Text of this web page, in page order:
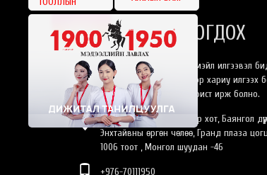
БИДЭНТЭЙ ХОЛБОГДОХ
Та бидэнлүү онлайнаар имэйл илгээвэл
хүсэлтэнд 24 цагийн дотор хариу илгээх
Эсвэл өөрийн биеэр оффист ирж болно.
Монгол Улс, Улаанбаатар хот, Баянгол
Энхтайвны өргөн чөлөө, Гранд плаза
1006 тоот , Монгол шуудан -46
+976-70111950